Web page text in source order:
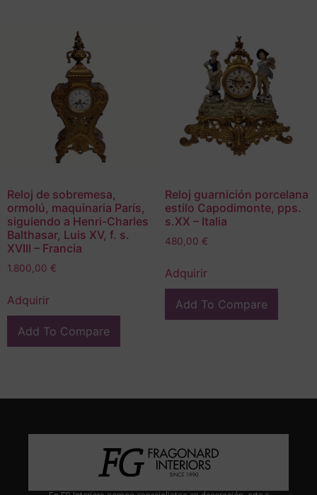
Reloj de sobremesa,
ormolú, maquinaria París,
siguiendo a Henri-Charles
Balthasar, Luis XV, f. s.
XVIII – Francia
1.800,00 €
Adquirir
Add To Compare
Reloj guarnición porcelana
estilo Capodimonte, pps.
s.XX – Italia
480,00 €
Adquirir
Add To Compare